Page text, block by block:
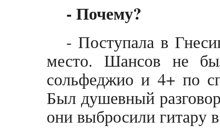
- Почему?
- Поступала в
место. Шансов не
сольфеджио и 4+ по
Был душевный
они выбросили гитару